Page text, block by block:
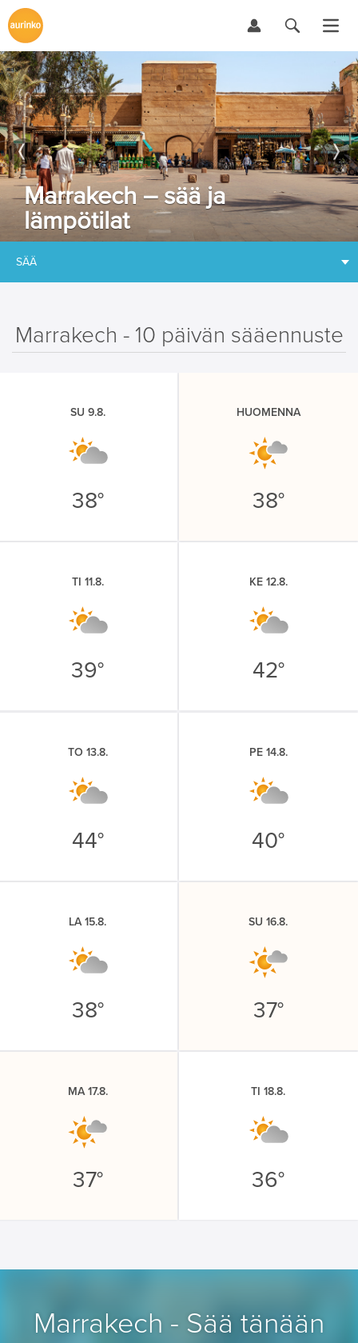
Marrakech – sää ja
lämpötilat
SÄÄ
Marrakech - 10 päivän sääennuste
SU 9.8.
38°
HUOMENNA
38°
TI 11.8.
39°
KE 12.8.
42°
TO 13.8.
44°
PE 14.8.
40°
LA 15.8.
38°
SU 16.8.
37°
MA 17.8.
37°
TI 18.8.
36°
Marrakech - Sää tänään